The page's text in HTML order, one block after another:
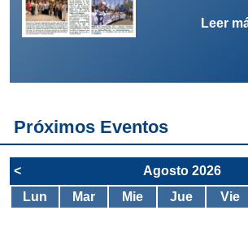
Leer
Próximos Eventos
< Agosto 2026
Lun
Mar Mie Jue Vie